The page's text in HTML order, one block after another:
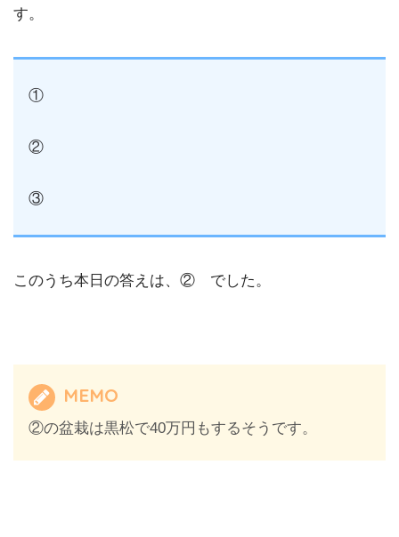
す。
①
②
③
このうち本日の答えは、② でした。
MEMO
②の盆栽は黒松で40万円もするそうです。